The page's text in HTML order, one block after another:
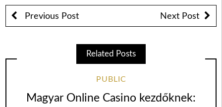
Previous Post Next Post
Related Posts
PUBLIC
Magyar Online Casino kezdőknek: